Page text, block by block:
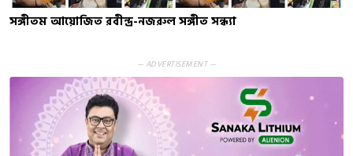
সঙ্গীতম আয়োজিত রবীন্দ্র-নজরুল সঙ্গীত সন্ধ্যা
— ADVERTISEMENT —